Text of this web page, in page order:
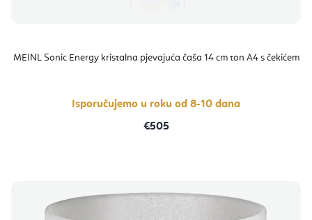
MEINL Sonic Energy kristalna pjevajuća čaša 14 cm ton A4 s čekićem
Isporučujemo u roku od 8-10 dana
€505